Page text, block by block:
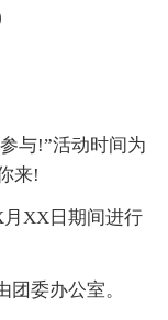
与!”活动时间为
来!
XX日期间进行
委办公室。